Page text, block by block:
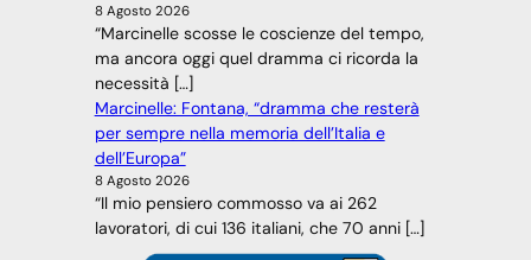
8 Agosto 2026
“Marcinelle scosse le coscienze del tempo,
ma ancora oggi quel dramma ci ricorda la
necessità […]
Marcinelle: Fontana, “dramma che resterà
per sempre nella memoria dell’Italia e
dell’Europa”
8 Agosto 2026
“Il mio pensiero commosso va ai 262
lavoratori, di cui 136 italiani, che 70 anni […]